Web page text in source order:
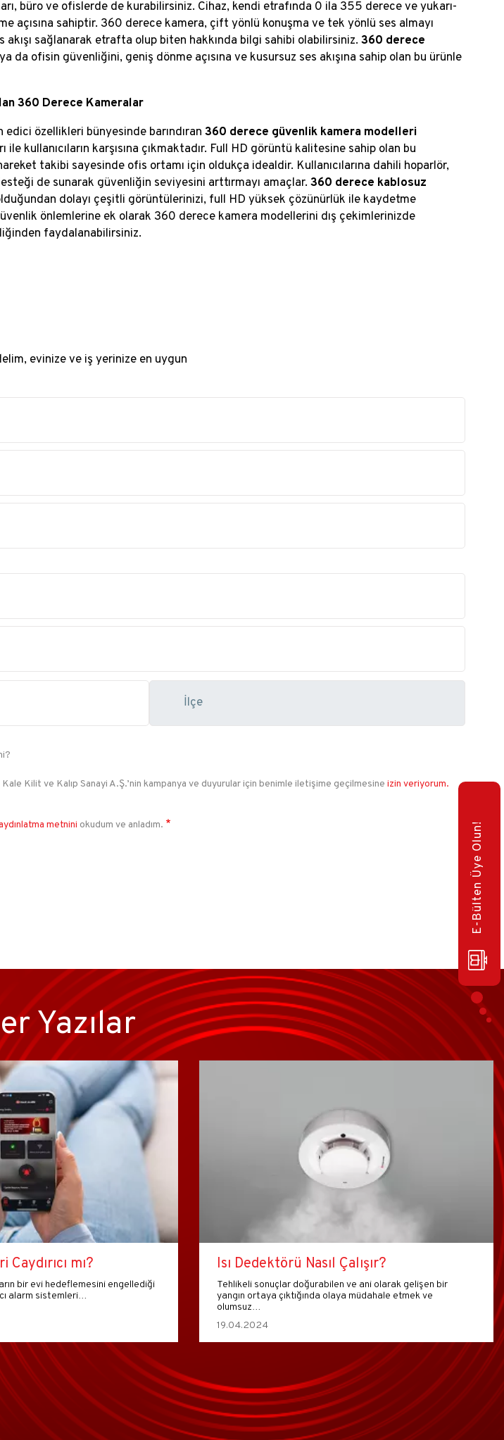
büro ve ofislerde de kurabilirsiniz. Cihaz, kendi etrafında 0 ila 355 derece ve yukarı-
açısına sahiptir. 360 derece kamera, çift yönlü konuşma ve tek yönlü ses almayı
sağlanarak etrafta olup biten hakkında bilgi sahibi olabilirsiniz. 360 derece
ya da ofisin güvenliğini, geniş dönme açısına ve kusursuz ses akışına sahip olan bu ürünle
360 Derece Kameralar
özellikleri bünyesinde barındıran 360 derece güvenlik kamera modelleri
ile kullanıcıların karşısına çıkmaktadır. Full HD görüntü kalitesine sahip olan bu
takibi sayesinde ofis ortamı için oldukça idealdir. Kullanıcılarına dahili hoparlör,
de sunarak güvenliğin seviyesini arttırmayı amaçlar. 360 derece kablosuz
dolayı çeşitli görüntülerinizi, full HD yüksek çözünürlük ile kaydetme
önlemlerine ek olarak 360 derece kamera modellerini dış çekimlerinizde
faydalanabilirsiniz.
evinize ve iş yerinize en uygun
Kilit ve Kalıp Sanayi A.Ş.’nin kampanya ve duyurular için benimle iletişime geçilmesine izin veriyorum.
metnini okudum ve anladım. E-Bülten Üye Olun!
Yazılar
Çalışır?
ve ani olarak gelişen bir
olaya müdahale etmek ve
Hareket Dedektörü Nereye Takılmalı?
Kapı ve pencere sensörleri ile beraber hareket dedektörleri
de herhangi bir alarm kurulumunun daha güvenli hale…
12.04.2024